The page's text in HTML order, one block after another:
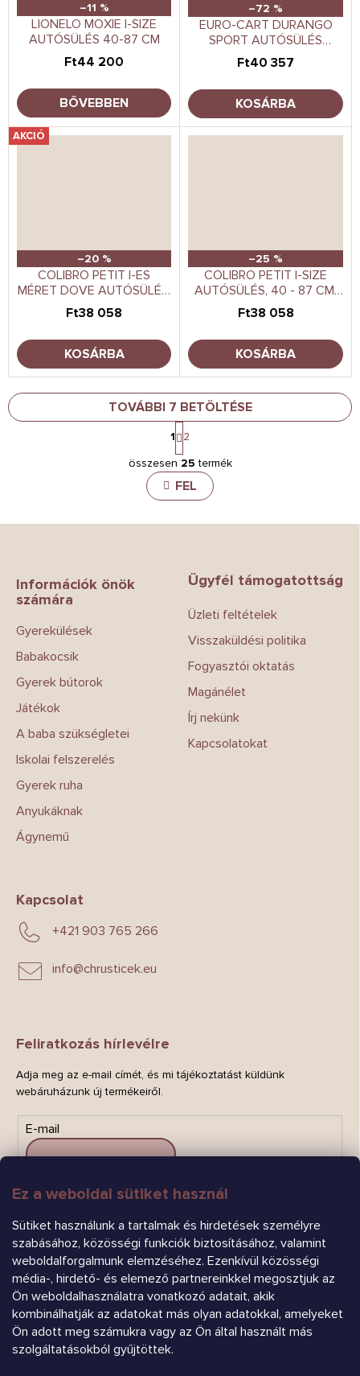
Ez a weboldal sütiket használ
Sütiket használunk a tartalmak és hirdetések személyre
szabásához, közösségi funkciók biztosításához, valamint
weboldalforgalmunk elemzéséhez. Ezenkívül közösségi
média-, hirdető- és elemező partnereinkkel megosztjuk az
Ön weboldalhasználatra vonatkozó adatait, akik
kombinálhatják az adatokat más olyan adatokkal, amelyeket
Ön adott meg számukra vagy az Ön által használt más
szolgáltatásokból gyűjtöttek.
–11 %
LIONELO MOXIE I-SIZE
AUTÓSÜLÉS 40-87 CM
Ft44 200
BŐVEBBEN
–72 %
EURO-CART DURANGO
SPORT AUTÓSÜLÉS
FUKSZIA
Ft40 357
KOSÁRBA
AKCIÓ
–20 %
COLIBRO PETIT I-ES
MÉRET DOVE AUTÓSÜLÉS,
40-87 CM
Ft38 058
KOSÁRBA
–25 %
COLIBRO PETIT I-SIZE
AUTÓSÜLÉS, 40 - 87 CM,
ONYX
Ft38 058
KOSÁRBA
L
i
s
t
i
m
TOVÁBBI 7 BETÖLTÉSE
L
a
p
o
z
á
1
2
összesen 25 termék
FEL
Információk önök
számára
Gyerekülések
Babakocsik
Gyerek bútorok
Játékok
A baba szükségletei
Iskolai felszerelés
Gyerek ruha
Anyukáknak
Ágynemű
Ügyfél támogatottság
Üzleti feltételek
Visszaküldési politika
Fogyasztói oktatás
Magánélet
Írj nekünk
Kapcsolatokat
Kapcsolat
info@chrusticek.eu
+421 903 765 266
Feliratkozás hírlevélre
Adja meg az e-mail címét, és mi tájékoztatást küldünk
webáruházunk új termékeiről.
E-mail
FELIRATKOZÁS
Árukereső.hu